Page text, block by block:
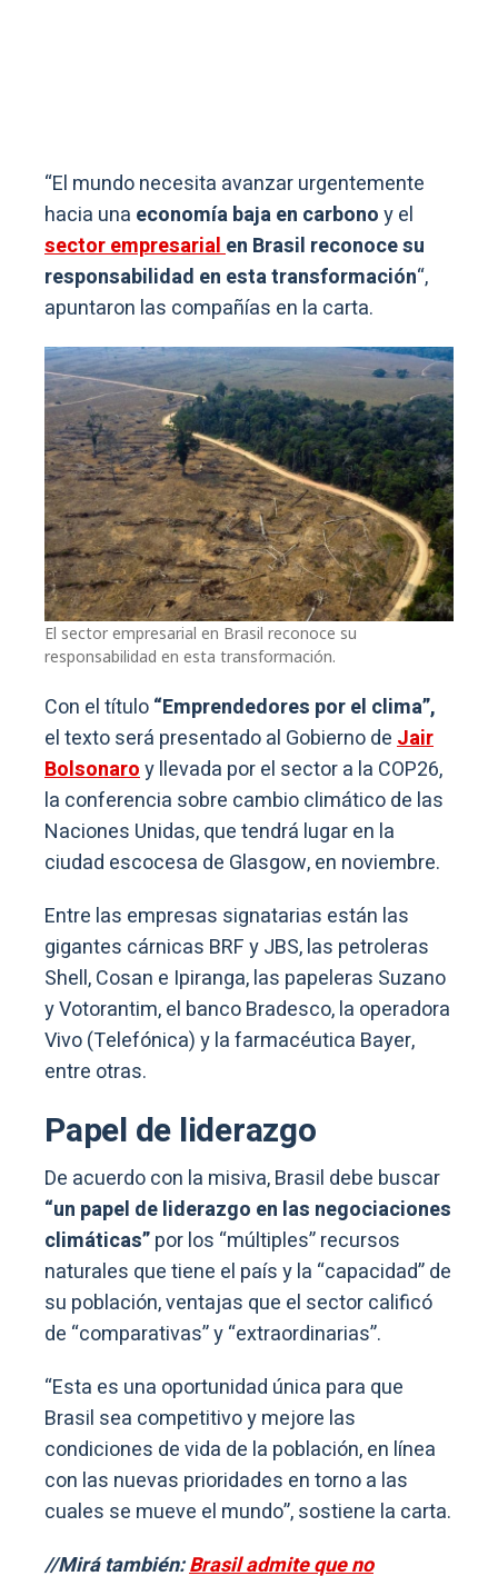
“El mundo necesita avanzar urgentemente
hacia una economía baja en carbonoy el
sector empresarialen Brasil reconoce su
responsabilidad en esta transformación“,
apuntaron las compañías en la carta.
El sector empresarial en Brasil reconoce su
responsabilidad en esta transformación.
Con el título“Emprendedores por el clima”,
el texto será presentado al Gobierno deJair
Bolsonaroy llevada por el sector a la COP26,
la conferencia sobre cambio climático de las
Naciones Unidas, que tendrá lugar en la
ciudad escocesa de Glasgow, en noviembre.
Entre las empresas signatarias están las
gigantes cárnicas BRF y JBS, las petroleras
Shell, Cosan e Ipiranga, las papeleras Suzano
y Votorantim, el banco Bradesco, la operadora
Vivo (Telefónica) y la farmacéutica Bayer,
entre otras.
Papel de liderazgo
De acuerdo con la misiva, Brasil debe buscar
“un papel de liderazgo en las negociaciones
climáticas”por los “múltiples” recursos
naturales que tiene el país y la “capacidad” de
su población, ventajas que el sector calificó
de “comparativas” y “extraordinarias”.
“Esta es una oportunidad única para que
Brasil sea competitivo y mejore las
condiciones de vida de la población, en línea
con las nuevas prioridades en torno a las
cuales se mueve el mundo”, sostiene la carta.
//Mirá también:Brasil admite que no